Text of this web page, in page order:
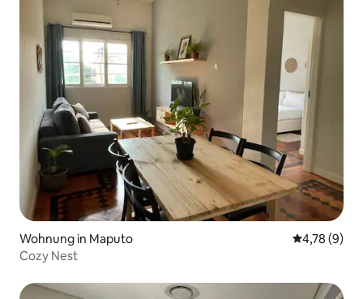
Wohnung in Maputo
4,78 (9)
Cozy Nest